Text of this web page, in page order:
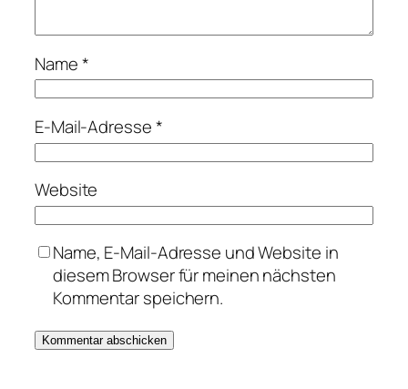
Name*
E-Mail-Adresse*
Website
Name, E-Mail-Adresse und Website in
diesem Browser für meinen nächsten
Kommentar speichern.